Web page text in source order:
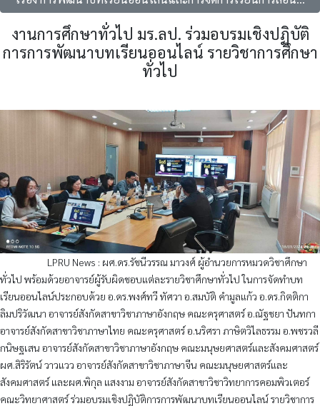
งานการศึกษาทั่วไป มร.ลป. ร่วมอบรมเชิงปฏิบัติ
การการพัฒนาบทเรียนออนไลน์ รายวิชาการศึกษา
ทั่วไป
LPRU News : ผศ.ดร.รัชนีวรรณ มาวงศ์ ผู้อำนวยการหมวดวิชาศึกษา
ทั่วไป พร้อมด้วยอาจารย์ผู้รับผิดชอบแต่ละรายวิชาศึกษาทั่วไป ในการจัดทำบท
เรียนออนไลน์ประกอบด้วย อ.ดร.พงศ์ทวี ทัศวา อ.สมบัติ คำมูลแก้ว อ.ดร.กิตติกา
ลิมปริวัฒนา อาจารย์สังกัดสาขาวิชาภาษาอังกฤษ คณะครุศาสตร์ อ.ณัฐชยา ปันทกา
อาจารย์สังกัดสาขาวิชาภาษาไทย คณะครุศาสตร์ อ.นริศรา ภาษิตวิไลธรรม อ.พชรวลี
กนิษฐเสน อาจารย์สังกัดสาขาวิชาภาษาอังกฤษ คณะมนุษยศาสตร์และสังคมศาสตร์
ผศ.สิริรัตน์ วาวแวว อาจารย์สังกัดสาขาวิชาภาษาจีน คณะมนุษยศาสตร์และ
สังคมศาสตร์ และผศ.พิกุล แสงงาม อาจารย์สังกัดสาขาวิชาวิทยาการคอมพิวเตอร์
คณะวิทยาศาสตร์ ร่วมอบรมเชิงปฏิบัติการการพัฒนาบทเรียนออนไลน์ รายวิชาการ